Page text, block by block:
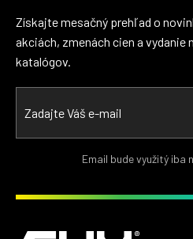
Získajte mesačný prehľad o
akciách, zmenách cien a vydanie
katalógov.
Email bude využitý iba